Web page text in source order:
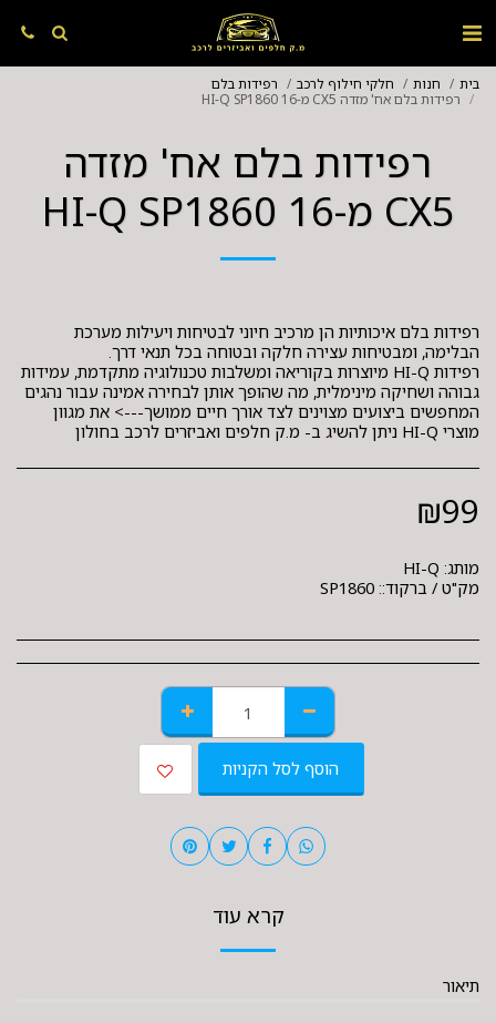
בית חנות חלקי חילוף לרכב
רפידות בלם
רפידות בלם אח' מזדה CX5 מ-16 HI-Q SP1860
רפידות בלם אח' מזדה
CX5 מ-16 HI-Q SP1860
רפידות בלם איכותיות הן מרכיב חיוני לבטיחות ויעילות מערכת
רפידות HI-Q מיוצרות בקוריאה ומשלבות טכנולוגיה מתקדמת, עמידות
גבוהה ושחיקה מינימלית, מה שהופך אותן לבחירה אמינה עבור נהגים
המחפשים ביצועים מצוינים לצד אורך חיים ממושך---> את מגוון
מוצרי HI-Q ניתן להשיג ב- מ.ק חלפים ואביזרים לרכב בחולון
₪99
מותג: HI-Q
מק"ט / ברקוד:: SP1860
הוסף לסל הקניות
קרא עוד
תיאור